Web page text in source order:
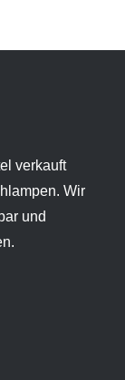
verkauft
Wir
und